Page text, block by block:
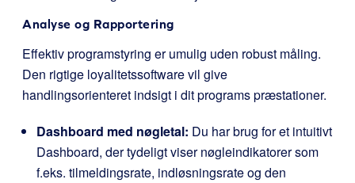
Analyse og Rapportering
Effektiv programstyring er umulig uden robust måling.
Den rigtige loyalitetssoftware vil give
handlingsorienteret indsigt i dit programs præstationer.
Dashboard med nøgletal: Du har brug for et intuitivt
Dashboard, der tydeligt viser nøgleindikatorer som
f.eks. tilmeldingsrate, indløsningsrate og den